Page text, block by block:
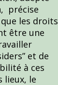
précise
les droits
être une
et de
à ces
lieux, le